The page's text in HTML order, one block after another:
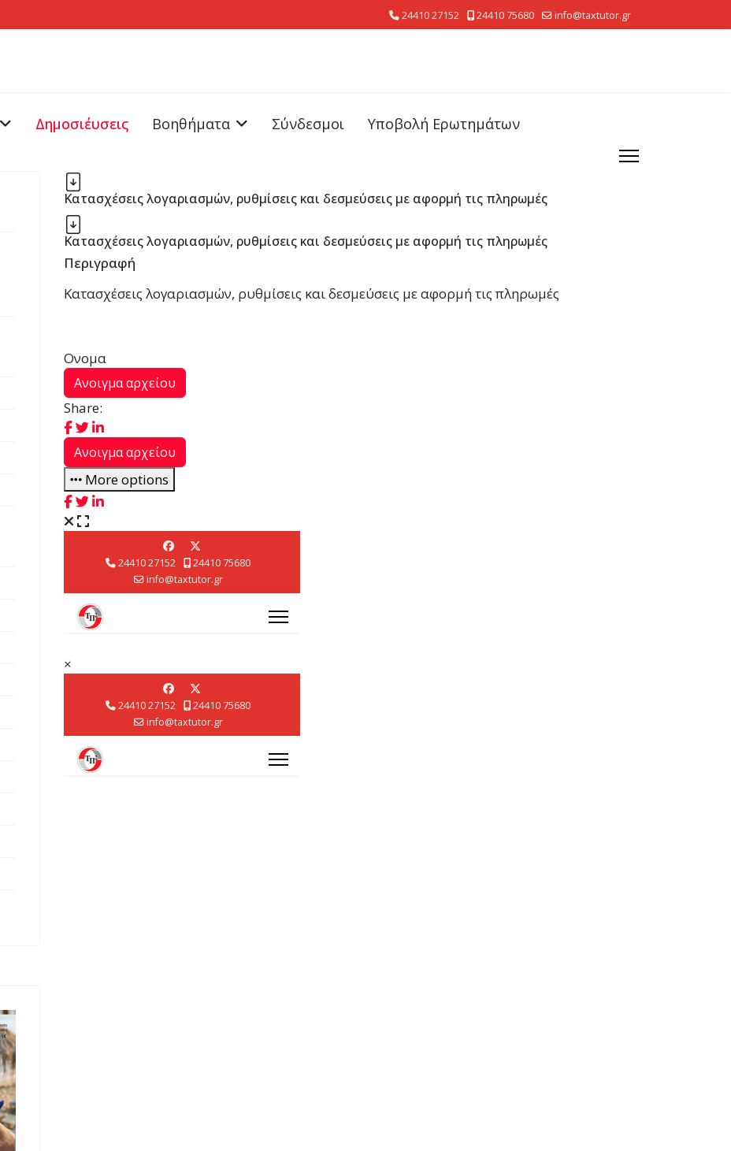
24410 27152 24410 75680 info@taxtutor.gr
Δημοσιέυσεις Βοηθήματα Σύνδεσμοι Υποβολή Ερωτημάτων
Κατασχέσεις λογαριασμών, ρυθμίσεις και δεσμεύσεις με αφορμή τις πληρωμές
Κατασχέσεις λογαριασμών, ρυθμίσεις και δεσμεύσεις με αφορμή τις πληρωμές
Περιγραφή
Κατασχέσεις λογαριασμών, ρυθμίσεις και δεσμεύσεις με αφορμή τις πληρωμές
Ονομα
Ανοιγμα αρχείου
Share:
Ανοιγμα αρχείου
More options
×